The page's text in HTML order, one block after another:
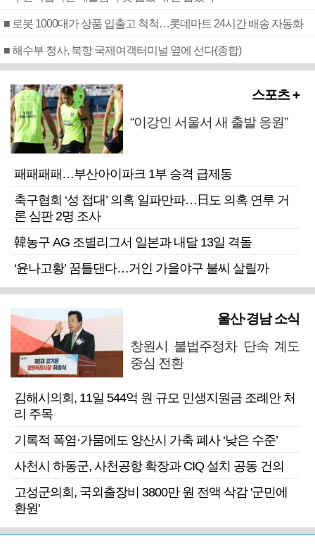
■ 로봇 1000대가 상품 입출고 척척…롯데마트 24시간 배송 자동화
■ 해수부 청사, 북항 국제여객터미널 옆에 선다(종합)
스포츠 +
“이강인 서울서 새 출발 응원”
패패패패…부산아이파크 1부 승격 급제동
축구협회 ‘성 접대’ 의혹 일파만파…日도 의혹 연루 거
론 심판 2명 조사
韓농구 AG 조별리그서 일본과 내달 13일 격돌
‘윤나고황’ 꿈틀댄다…거인 가을야구 불씨 살릴까
울산·경남 소식
창원시 불법주정차 단속 계도
중심 전환
김해시의회, 11일 544억 원 규모 민생지원금 조례안 처
리 주목
기록적 폭염·가뭄에도 양산시 가축 폐사 ‘낮은 수준’
사천시 하동군, 사천공항 확장과 CIQ 설치 공동 건의
고성군의회, 국외출장비 3800만 원 전액 삭감 '군민에
환원'